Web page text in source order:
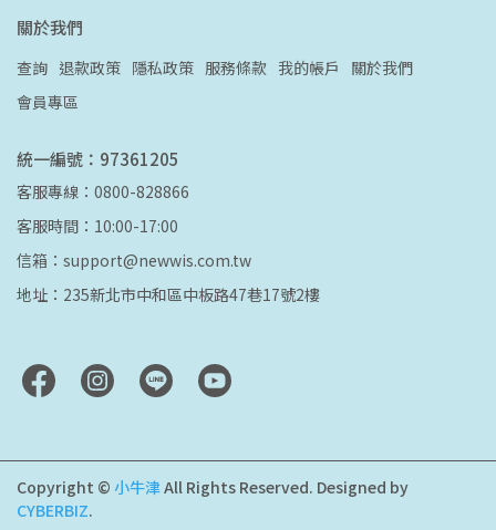
關於我們
查詢 退款政策 隱私政策 服務條款 我的帳戶
關於我們
會員專區
統一編號：97361205
客服專線：0800-828866
客服時間：10:00-17:00
信箱：support@newwis.com.tw
地址：235新北市中和區中板路47巷17號2樓
Copyright © 小牛津All Rights Reserved. Designed by
CYBERBIZ.